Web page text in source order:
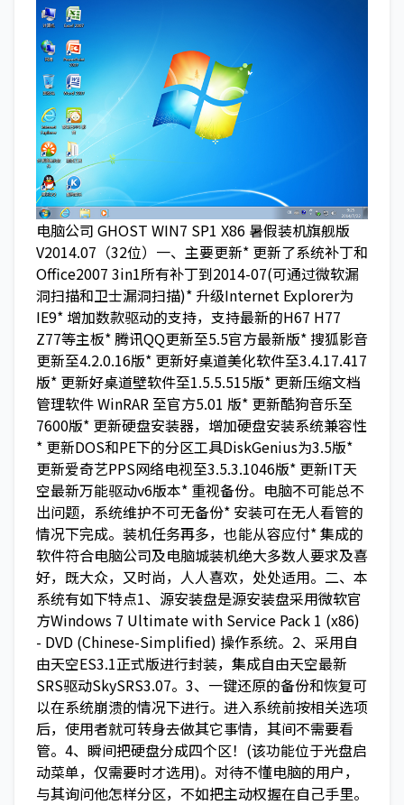
电脑公司 GHOST WIN7 SP1 X86 暑假装机旗舰版
V2014.07（32位）一、主要更新* 更新了系统补丁和
Office2007 3in1所有补丁到2014-07(可通过微软漏
洞扫描和卫士漏洞扫描)* 升级Internet Explorer为
IE9* 增加数款驱动的支持，支持最新的H67 H77
Z77等主板* 腾讯QQ更新至5.5官方最新版* 搜狐影音
更新至4.2.0.16版* 更新好桌道美化软件至3.4.17.417
版* 更新好桌道壁软件至1.5.5.515版* 更新压缩文档
管理软件 WinRAR 至官方5.01 版* 更新酷狗音乐至
7600版* 更新硬盘安装器，增加硬盘安装系统兼容性
* 更新DOS和PE下的分区工具DiskGenius为3.5版*
更新爱奇艺PPS网络电视至3.5.3.1046版* 更新IT天
空最新万能驱动v6版本* 重视备份。电脑不可能总不
出问题，系统维护不可无备份* 安装可在无人看管的
情况下完成。装机任务再多，也能从容应付* 集成的
软件符合电脑公司及电脑城装机绝大多数人要求及喜
好，既大众，又时尚，人人喜欢，处处适用。二、本
系统有如下特点1、源安装盘是源安装盘采用微软官
方Windows 7 Ultimate with Service Pack 1 (x86)
- DVD (Chinese-Simplified) 操作系统。2、采用自
由天空ES3.1正式版进行封装，集成自由天空最新
SRS驱动SkySRS3.07。3、一键还原的备份和恢复可
以在系统崩溃的情况下进行。进入系统前按相关选项
后，使用者就可转身去做其它事情，其间不需要看
管。4、瞬间把硬盘分成四个区！(该功能位于光盘启
动菜单，仅需要时才选用)。对待不懂电脑的用户，
与其询问他怎样分区，不如把主动权握在自己手里。